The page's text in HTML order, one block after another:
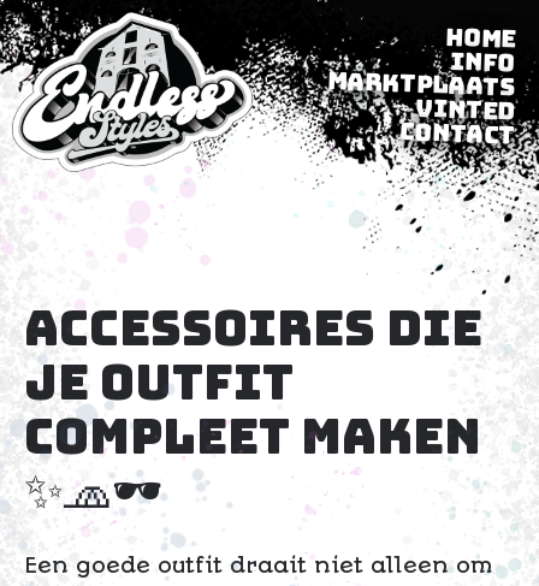
Home
Info
Marktplaats
Vinted
Contact
Accessoires die
je outfit
compleet maken
✨🧢🕶️
Een goede outfit draait niet alleen om